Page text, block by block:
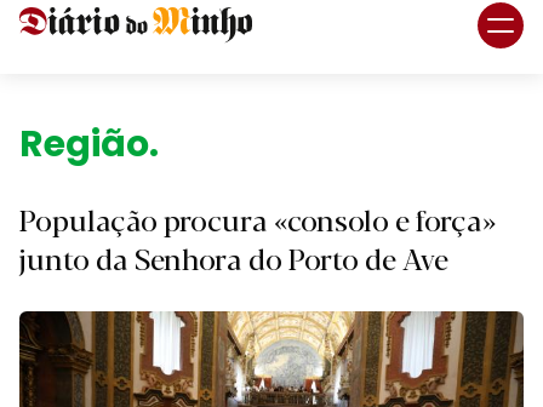
Região.
População procura «consolo e força»
junto da Senhora do Porto de Ave